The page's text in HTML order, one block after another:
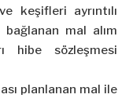
keşifleri ayrıntılı
mal alım
hibe sözleşmesi
planlanan mal ile